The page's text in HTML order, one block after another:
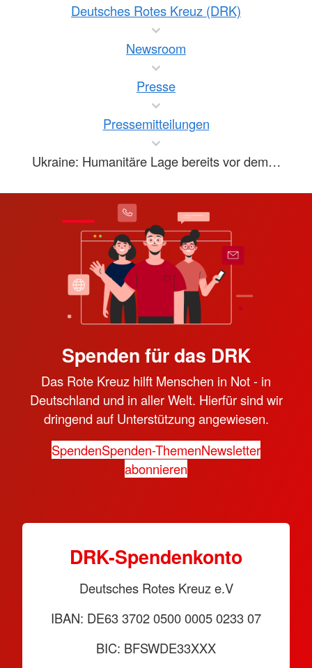
Deutsches Rotes Kreuz (DRK)
Newsroom
Presse
Pressemitteilungen
Ukraine: Humanitäre Lage bereits vor dem…
Spenden für das DRK
Das Rote Kreuz hilft Menschen in Not - in
Deutschland und in aller Welt. Hierfür sind wir
dringend auf Unterstützung angewiesen.
SpendenSpenden-ThemenNewsletter
abonnieren
DRK-Spendenkonto
Deutsches Rotes Kreuz e.V
IBAN: DE63 3702 0500 0005 0233 07
BIC: BFSWDE33XXX